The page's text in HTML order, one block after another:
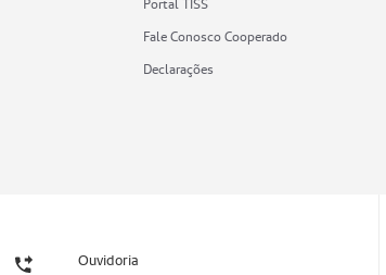
Portal TISS
Fale Conosco Cooperado
Declarações
Ouvidoria